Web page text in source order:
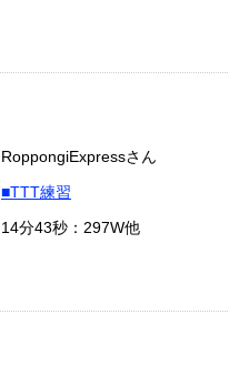
RoppongiExpressさん
■TTT練習
14分43秒：297W他